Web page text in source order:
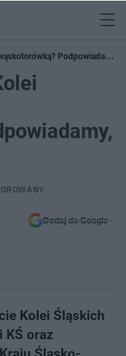
Podpowiadamy,
Dodaj do Google
Kolei Śląskich
KŚ oraz